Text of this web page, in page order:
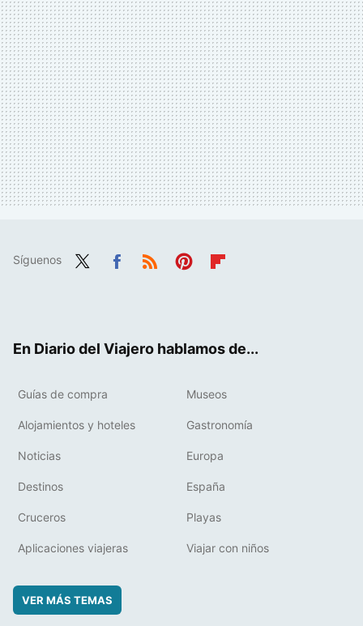
Síguenos
En Diario del Viajero hablamos de...
Guías de compra Museos
Alojamientos y hoteles Gastronomía
Noticias Europa
Destinos España
Cruceros Playas
Aplicaciones viajeras Viajar con niños
VER MÁS TEMAS